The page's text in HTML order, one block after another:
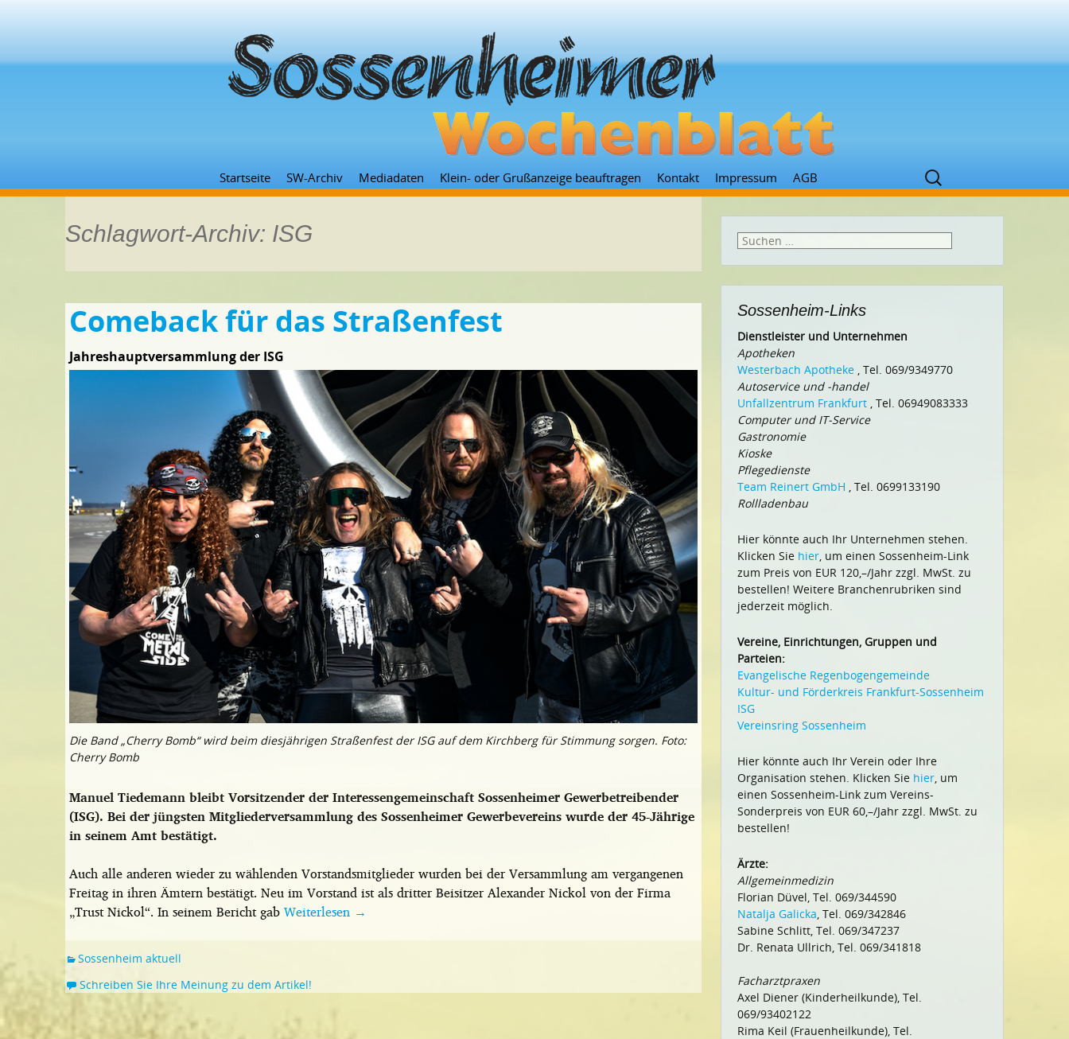
Zum
Inhalt
Startseite SW-Archiv Mediadaten Klein- oder Grußanzeige beauftragen Kontakt Impressum AGB
Suchen
nach:
Schlagwort-Archiv: ISG
Comeback für das Straßenfest
Jahreshauptversammlung der ISG
Die Band „Cherry Bomb“ wird beim diesjährigen Straßenfest der ISG auf dem Kirchberg für Stimmung sorgen. Foto:
Cherry Bomb
Manuel Tiedemann bleibt Vorsitzender der Interessengemeinschaft Sossenheimer Gewerbetreibender
(ISG). Bei der jüngsten Mitgliederversammlung des Sossenheimer Gewerbevereins wurde der 45-Jährige
in seinem Amt bestätigt.
Auch alle anderen wieder zu wählenden Vorstandsmitglieder wurden bei der Versammlung am vergangenen
Freitag in ihren Ämtern bestätigt. Neu im Vorstand ist als dritter Beisitzer Alexander Nickol von der Firma
„Trust Nickol“. In seinem Bericht gabWeiterlesen →
Sossenheim aktuell
Schreiben Sie Ihre Meinung zu dem Artikel!
Suchen
Sossenheim-Links
Dienstleister und Unternehmen
Apotheken
Westerbach Apotheke , Tel. 069/9349770
Autoservice und -handel
Unfallzentrum Frankfurt , Tel. 06949083333
Computer und IT-Service
Gastronomie
Kioske
Pflegedienste
Team Reinert GmbH , Tel. 0699133190
Rollladenbau
Hier könnte auch Ihr Unternehmen stehen.
Klicken Sie hier, um einen Sossenheim-Link
zum Preis von EUR 120,–/Jahr zzgl. MwSt. zu
bestellen! Weitere Branchenrubriken sind
jederzeit möglich.
Vereine, Einrichtungen, Gruppen und
Parteien:
Evangelische Regenbogengemeinde
Kultur- und Förderkreis Frankfurt-Sossenheim
ISG
Vereinsring Sossenheim
Hier könnte auch Ihr Verein oder Ihre
Organisation stehen. Klicken Sie hier, um
einen Sossenheim-Link zum Vereins-
Sonderpreis von EUR 60,–/Jahr zzgl. MwSt. zu
bestellen!
Ärzte:
Allgemeinmedizin
Florian Düvel, Tel. 069/344590
Natalja Galicka, Tel. 069/342846
Sabine Schlitt, Tel. 069/347237
Dr. Renata Ullrich, Tel. 069/341818
Facharztpraxen
Axel Diener (Kinderheilkunde), Tel.
069/93402122
Rima Keil (Frauenheilkunde), Tel.